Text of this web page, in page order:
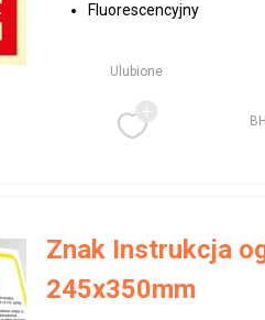
Fluorescencyjny
Ulubione
Znak Instrukcja
245x350mm